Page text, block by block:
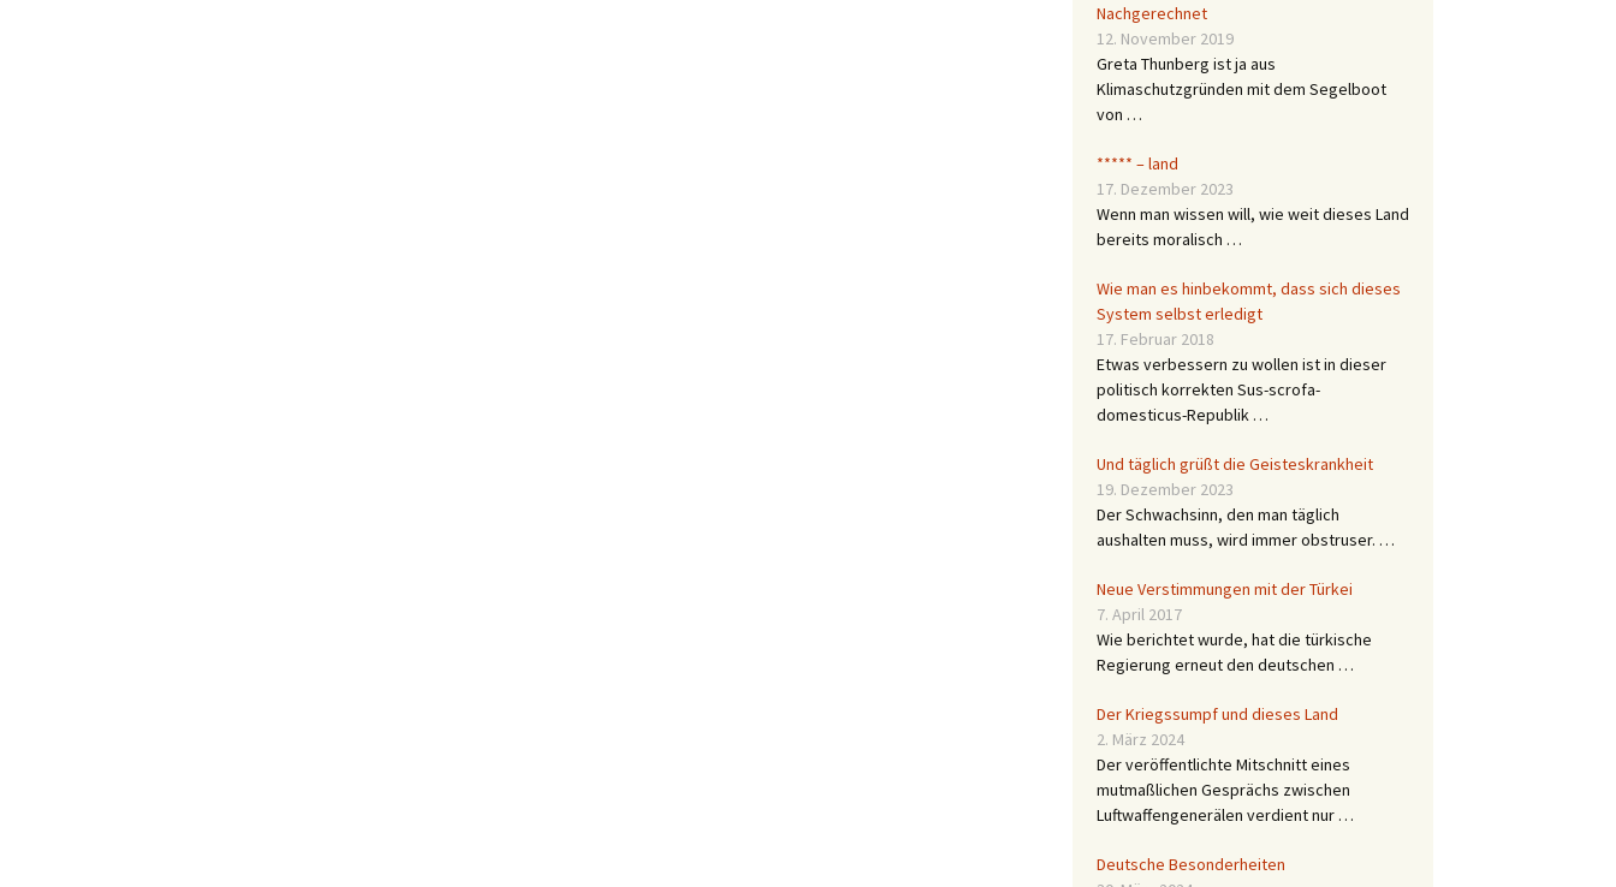
Nachgerechnet
12. November 2019
Greta Thunberg ist ja aus
Klimaschutzgründen mit dem Segelboot
von …
***** – land
17. Dezember 2023
Wenn man wissen will, wie weit dieses Land
bereits moralisch …
Wie man es hinbekommt, dass sich dieses
System selbst erledigt
17. Februar 2018
Etwas verbessern zu wollen ist in dieser
politisch korrekten Sus-scrofa-
domesticus-Republik …
Und täglich grüßt die Geisteskrankheit
19. Dezember 2023
Der Schwachsinn, den man täglich
aushalten muss, wird immer obstruser. …
Neue Verstimmungen mit der Türkei
7. April 2017
Wie berichtet wurde, hat die türkische
Regierung erneut den deutschen …
Der Kriegssumpf und dieses Land
2. März 2024
Der veröffentlichte Mitschnitt eines
mutmaßlichen Gesprächs zwischen
Luftwaffengenerälen verdient nur …
Deutsche Besonderheiten